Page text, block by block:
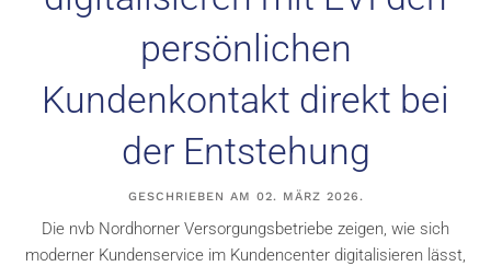
persönlichen
Kundenkontakt direkt bei
der Entstehung
GESCHRIEBEN AM 02. MÄRZ 2026.
Die nvb Nordhorner Versorgungsbetriebe zeigen, wie sich
moderner Kundenservice im Kundencenter digitalisieren lässt,